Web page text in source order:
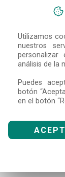
Utilizamos
nuestros
personalizar
análisis de la
Puedes
botón
en el botón